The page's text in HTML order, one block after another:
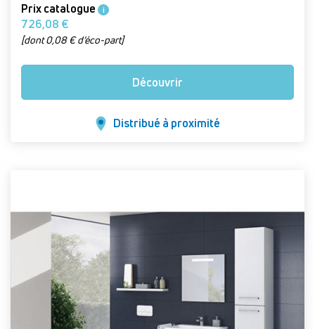
Prix catalogue i
726,08 €
[dont 0,08 € d’éco-part]
Découvrir
Distribué à proximité